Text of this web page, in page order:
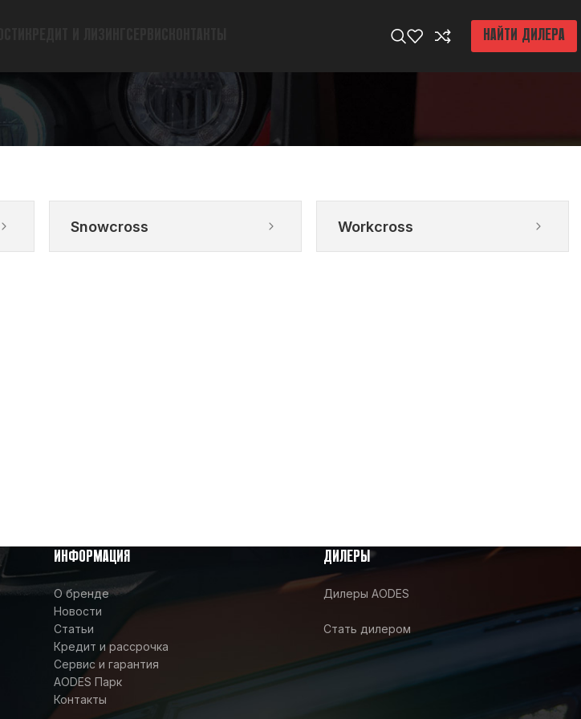
НАЙТИ ДИЛЕРА
Snowcross Workcross
ИНФОРМАЦИЯ
О бренде
Новости
Статьи
Кредит и рассрочка
Сервис и гарантия
AODES Парк
Контакты
ДИЛЕРЫ
Дилеры AODES
Стать дилером